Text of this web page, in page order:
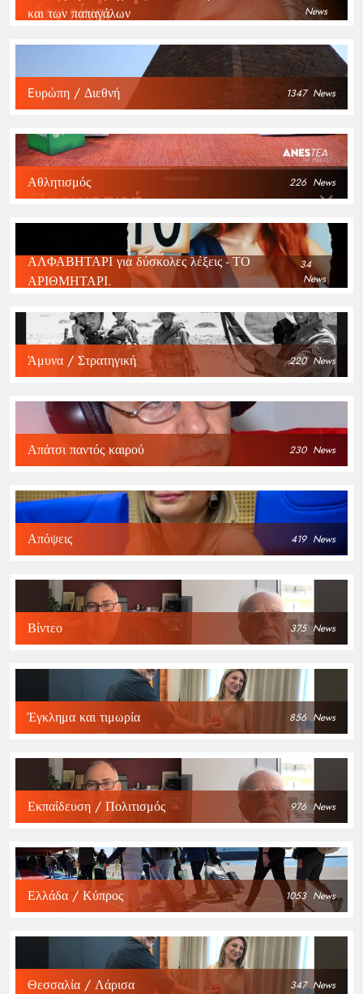
και των παπαγάλων
News
Eυρώπη / Διεθνή 1347 News
Αθλητισμός 226 News
ΑΛΦΑΒΗΤΑΡΙ για δύσκολες λέξεις - ΤΟ
ΑΡΙΘΜΗΤΑΡΙ.
34
News
Άμυνα / Στρατηγική 220 News
Απάτσι παντός καιρού 230 News
Απόψεις 419 News
Βίντεο 375 News
Έγκλημα και τιμωρία 856 News
Εκπαίδευση / Πολιτισμός 976 News
Ελλάδα / Κύπρος 1053 News
Θεσσαλία / Λάρισα 347 News